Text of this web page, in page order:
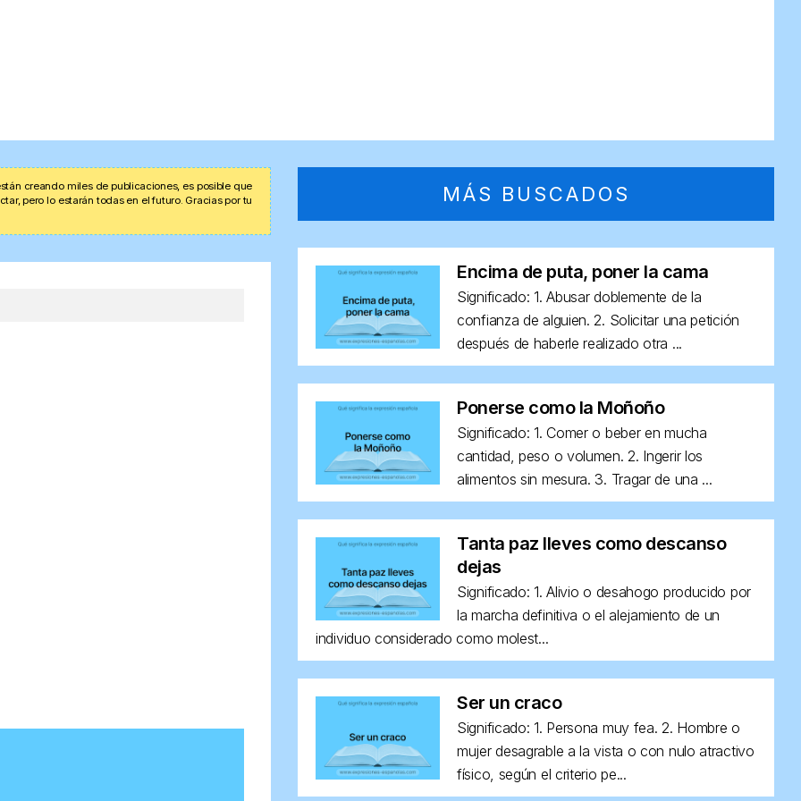
creando miles de publicaciones, es posible que
pero lo estarán todas en el futuro. Gracias por tu
MÁS BUSCADOS
Encima de puta, poner la cama
Significado: 1. Abusar doblemente de la
confianza de alguien. 2. Solicitar una petición
después de haberle realizado otra ...
Ponerse como la Moñoño
Significado: 1. Comer o beber en mucha
cantidad, peso o volumen. 2. Ingerir los
alimentos sin mesura. 3. Tragar de una ...
Tanta paz lleves como descanso
dejas
Significado: 1. Alivio o desahogo producido por
la marcha definitiva o el alejamiento de un
individuo considerado como molest...
Ser un craco
Significado: 1. Persona muy fea. 2. Hombre o
mujer desagrable a la vista o con nulo atractivo
físico, según el criterio pe...